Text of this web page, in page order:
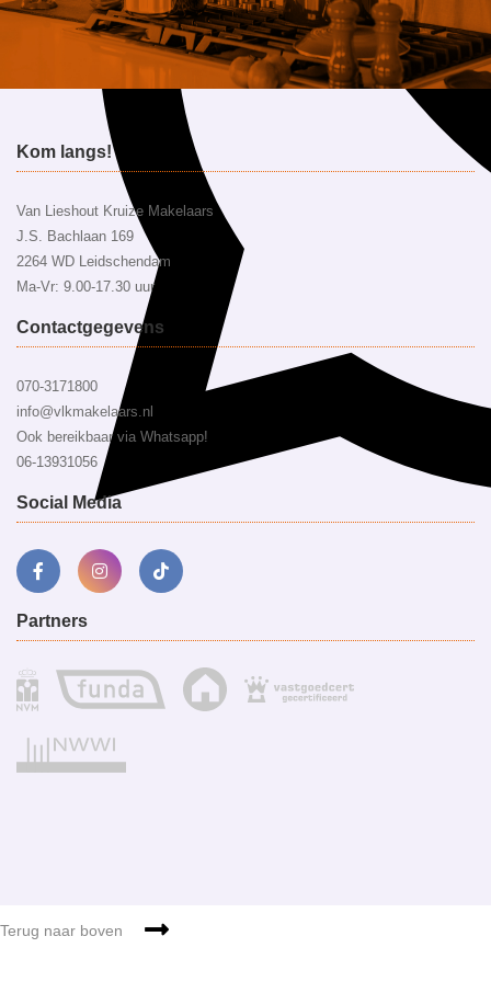
Kom langs!
Van Lieshout Kruize Makelaars
J.S. Bachlaan 169
2264 WD Leidschendam
Ma-Vr: 9.00-17.30 uur
Contactgegevens
070-3171800
info@vlkmakelaars.nl
Ook bereikbaar via Whatsapp!
06-13931056
Social Media
Partners